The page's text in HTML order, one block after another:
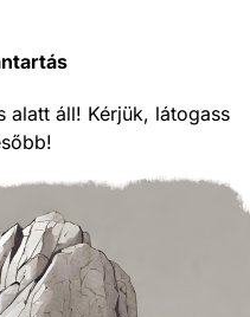
alatt áll! Kérjük, látogass